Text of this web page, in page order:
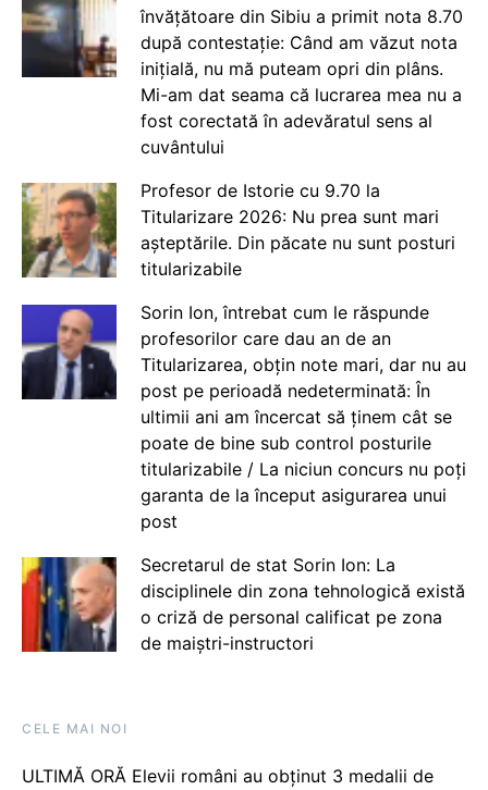
învățătoare din Sibiu a primit nota 8.70
după contestație: Când am văzut nota
inițială, nu mă puteam opri din plâns.
Mi-am dat seama că lucrarea mea nu a
fost corectată în adevăratul sens al
cuvântului
Profesor de Istorie cu 9.70 la
Titularizare 2026: Nu prea sunt mari
așteptările. Din păcate nu sunt posturi
titularizabile
Sorin Ion, întrebat cum le răspunde
profesorilor care dau an de an
Titularizarea, obțin note mari, dar nu au
post pe perioadă nedeterminată: În
ultimii ani am încercat să ținem cât se
poate de bine sub control posturile
titularizabile / La niciun concurs nu poți
garanta de la început asigurarea unui
post
Secretarul de stat Sorin Ion: La
disciplinele din zona tehnologică există
o criză de personal calificat pe zona
de maiștri-instructori
CELE MAI NOI
ULTIMĂ ORĂ Elevii români au obținut 3 medalii de